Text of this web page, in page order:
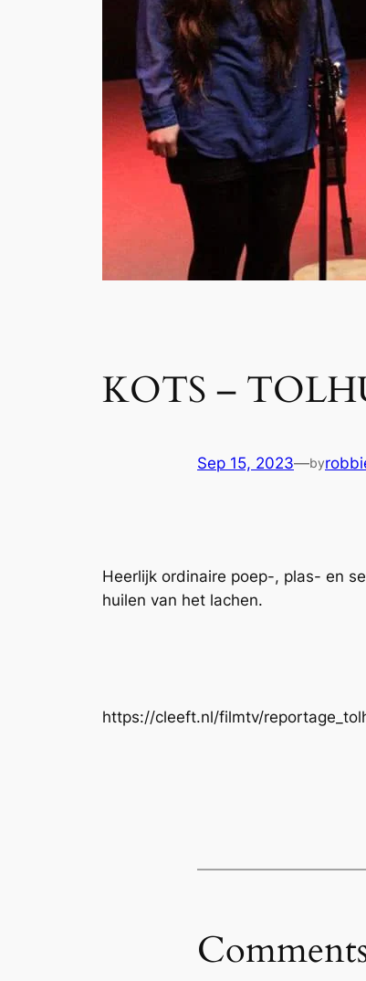
KOTS –
Sep 15, 2023—by
Heerlijk ordinaire poep-, plas- en
huilen van het lachen.
https://cleeft.nl/filmtv/